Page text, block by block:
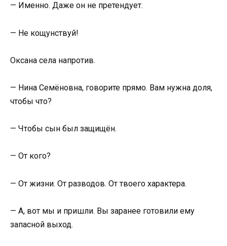
— Именно. Даже он не претендует.
— Не кощунствуй!
Оксана села напротив.
— Нина Семёновна, говорите прямо. Вам нужна доля,
чтобы что?
— Чтобы сын был защищён.
— От кого?
— От жизни. От разводов. От твоего характера.
— А, вот мы и пришли. Вы заранее готовили ему
запасной выход.